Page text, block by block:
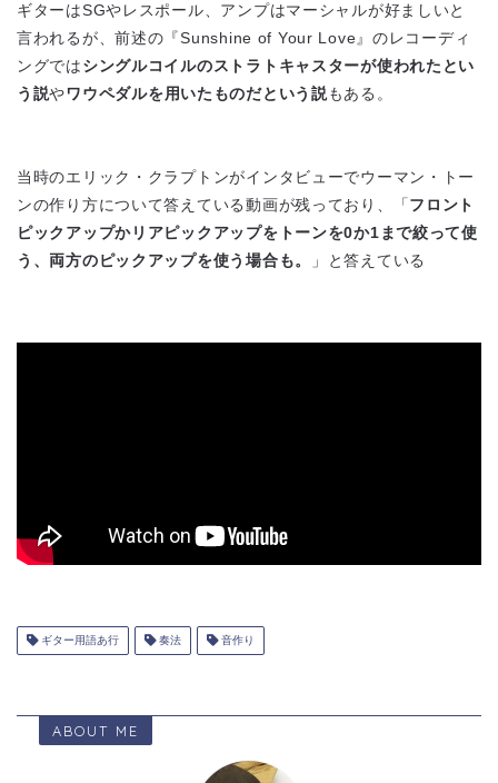
ギターはSGやレスポール、アンプはマーシャルが好ましいと
言われるが、前述の『Sunshine of Your Love』のレコーディ
ングではシングルコイルのストラトキャスターが使われたとい
う説やワウペダルを用いたものだという説もある。
当時のエリック・クラプトンがインタビューでウーマン・トー
ンの作り方について答えている動画が残っており、「フロント
ピックアップかリアピックアップをトーンを0か1まで絞って使
う、両方のピックアップを使う場合も。
」と答えている
ギター用語あ行 奏法 音作り
ABOUT ME